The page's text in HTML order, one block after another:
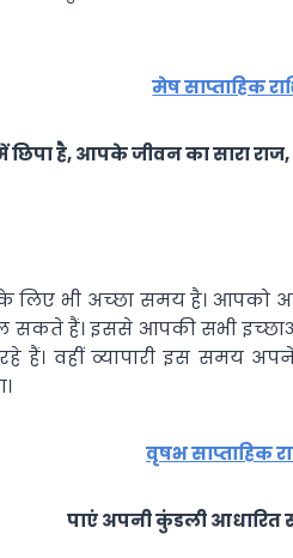
मेष साप्ताहिक
छिपा है, आपके जीवन का सारा
भी अच्‍छा समय है। आपको
हैं। इससे आपकी सभी इच्‍छाओं
हैं। वहीं व्‍यापारी इस समय
वृषभ साप्ताहिक
पाएं अपनी कुंडली आधारित